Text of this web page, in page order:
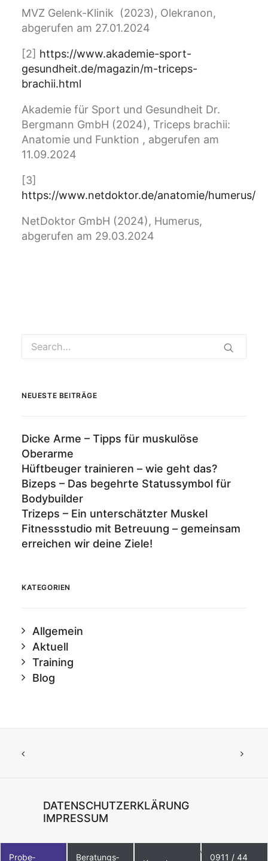
Probe­ Beratungs­ 0911 / 44
MVZ Gelenk-Klinik (2023), Olekranon,
abgerufen am 27.01.2024
[2] https://www.akademie-sport-
gesundheit.de/magazin/m-triceps-
brachii.html
Akademie für Sport und Gesundheit Dr.
Bergmann GmbH (2024), Triceps brachii:
Anatomie und Funktion , abgerufen am
11.09.2024
[3]
https://www.netdoktor.de/anatomie/humerus/
NetDoktor GmbH (2024), Humerus,
abgerufen am 29.03.2024
NEUESTE BEITRÄGE
Dicke Arme – Tipps für muskulöse
Oberarme
Hüftbeuger trainieren – wie geht das?
Bizeps – Das begehrte Statussymbol für
Bodybuilder
Trizeps – Ein unterschätzter Muskel
Fitnessstudio mit Betreuung – gemeinsam
erreichen wir deine Ziele!
KATEGORIEN
Allgemein
Aktuell
Training
Blog
DATENSCHUTZERKLÄRUNG
IMPRESSUM
© 2021 – STUDIO21 Nürnberg